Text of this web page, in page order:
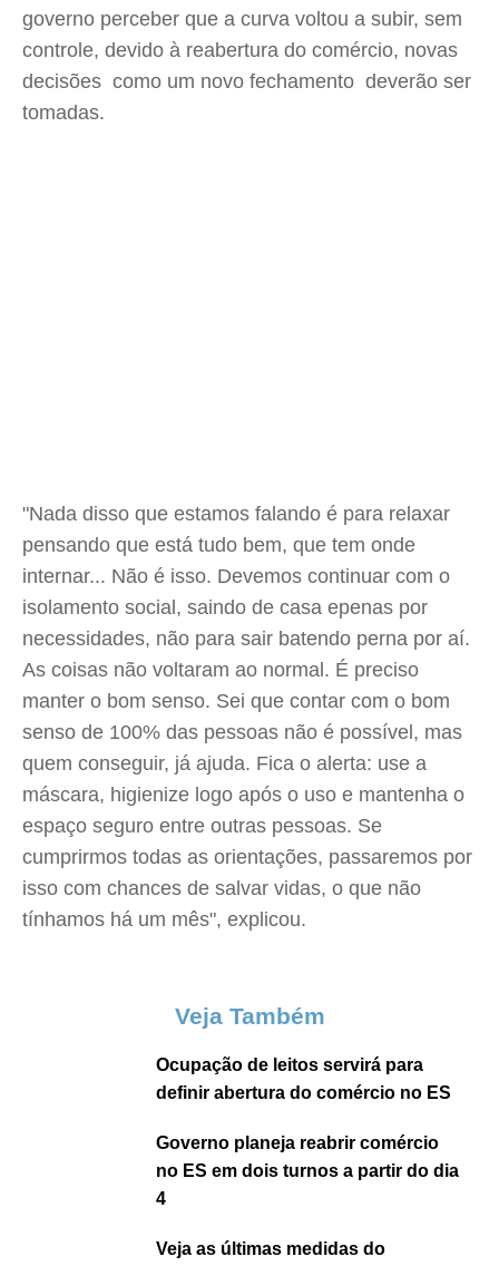
governo perceber que a curva voltou a subir, sem
controle, devido à reabertura do comércio, novas
decisões  como um novo fechamento  deverão ser
tomadas.
"Nada disso que estamos falando é para relaxar
pensando que está tudo bem, que tem onde
internar... Não é isso. Devemos continuar com o
isolamento social, saindo de casa epenas por
necessidades, não para sair batendo perna por aí.
As coisas não voltaram ao normal. É preciso
manter o bom senso. Sei que contar com o bom
senso de 100% das pessoas não é possível, mas
quem conseguir, já ajuda. Fica o alerta: use a
máscara, higienize logo após o uso e mantenha o
espaço seguro entre outras pessoas. Se
cumprirmos todas as orientações, passaremos por
isso com chances de salvar vidas, o que não
tínhamos há um mês", explicou.
Veja Também
Ocupação de leitos servirá para
definir abertura do comércio no ES
Governo planeja reabrir comércio
no ES em dois turnos a partir do dia
4
Veja as últimas medidas do